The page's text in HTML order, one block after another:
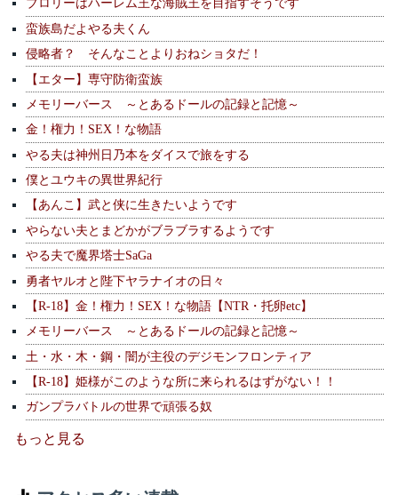
ブロリーはハーレム王な海賊王を目指すそうです
蛮族島だよやる夫くん
侵略者？ そんなことよりおねショタだ！
【エター】専守防衛蛮族
メモリーバース ～とあるドールの記録と記憶～
金！権力！SEX！な物語
やる夫は神州日乃本をダイスで旅をする
僕とユウキの異世界紀行
【あんこ】武と侠に生きたいようです
やらない夫とまどかがブラブラするようです
やる夫で魔界塔士SaGa
勇者ヤルオと陛下ヤラナイオの日々
【R-18】金！権力！SEX！な物語【NTR・托卵etc】
メモリーバース ～とあるドールの記録と記憶～
土・水・木・鋼・闇が主役のデジモンフロンティア
【R-18】姫様がこのような所に来られるはずがない！！
ガンプラバトルの世界で頑張る奴
もっと見る